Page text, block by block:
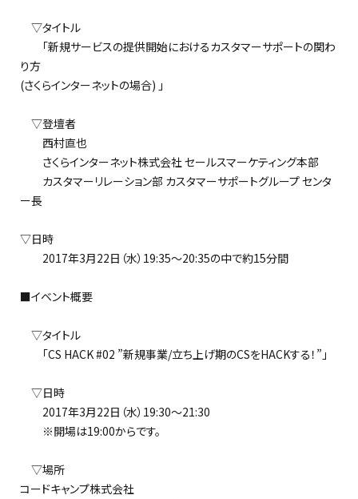
▽タイトル
「新規サービスの提供開始におけるカスタマーサポートの関わ
り方
(さくらインターネットの場合) 」
▽登壇者
西村直也
さくらインターネット株式会社 セールスマーケティング本部
カスタマーリレーション部 カスタマーサポートグループ センタ
ー長
▽日時
2017年3月22日（水）19:35～20:35の中で約15分間
■イベント概要
▽タイトル
「CS HACK #02 ”新規事業/立ち上げ期のCSをHACKする！”」
▽日時
2017年3月22日（水）19:30～21:30
※開場は19:00からです。
▽場所
コードキャンプ株式会社